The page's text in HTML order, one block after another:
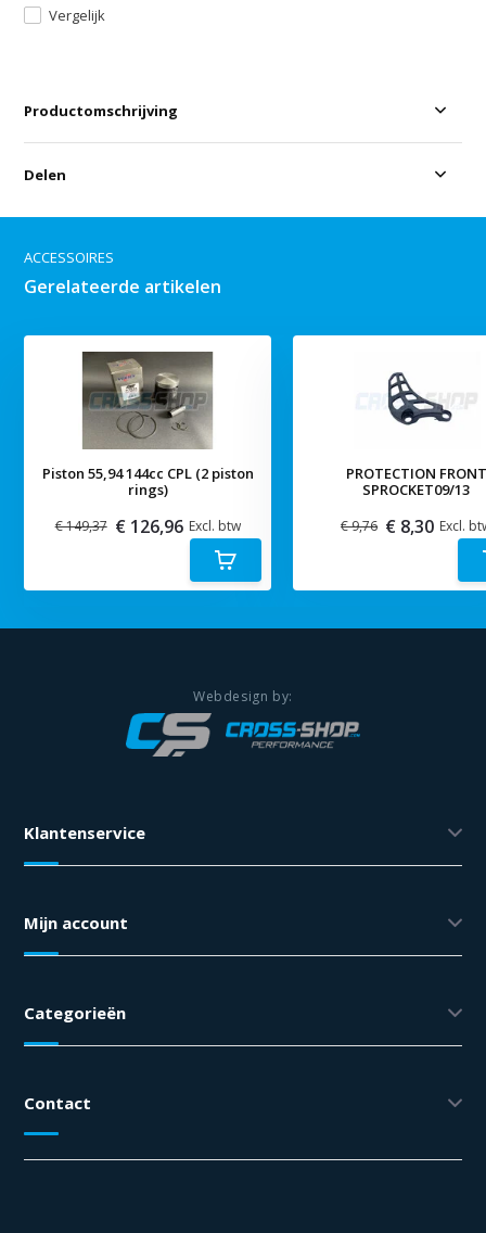
Vergelijk
Productomschrijving
Delen
ACCESSOIRES
Gerelateerde artikelen
Piston 55,94 144cc CPL (2 piston
rings)
€ 149,37 € 126,96 Excl. btw
PROTECTION FRONT
SPROCKET09/13
€ 9,76 € 8,30 Excl.
Klantenservice
Mijn account
Categorieën
Contact